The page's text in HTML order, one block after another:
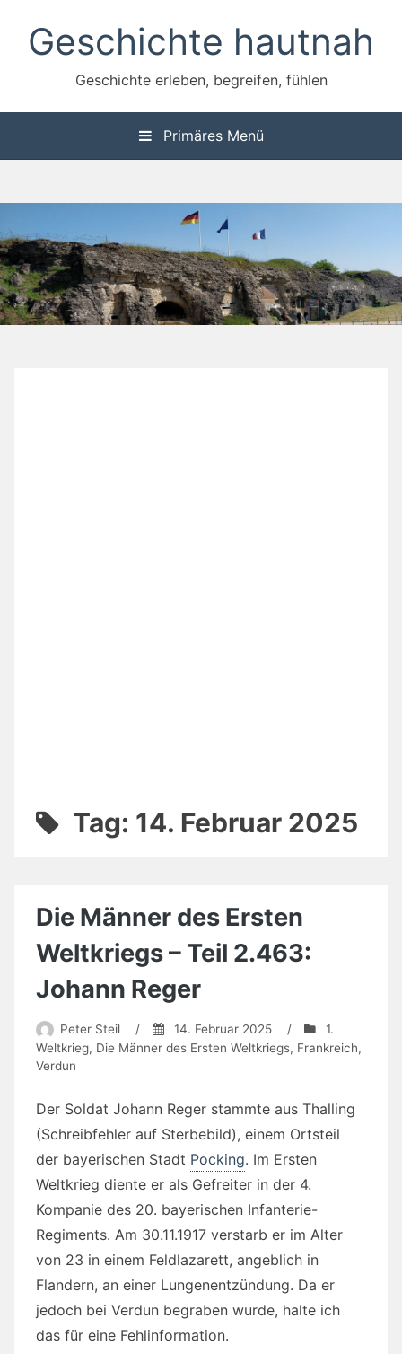
Inhalt
springenGeschichte hautnah
Geschichte erleben, begreifen, fühlen
Primäres Menü
Tag: 14. Februar 2025
Die Männer des Ersten
Weltkriegs – Teil 2.463:
Johann Reger
Peter Steil / 14. Februar 2025 /
1.
Weltkrieg, Die Männer des Ersten Weltkriegs, Frankreich,
Verdun
Der Soldat Johann Reger stammte aus Thalling
(Schreibfehler auf Sterbebild), einem Ortsteil
der bayerischen Stadt Pocking. Im Ersten
Weltkrieg diente er als Gefreiter in der 4.
Kompanie des 20. bayerischen Infanterie-
Regiments. Am 30.11.1917 verstarb er im Alter
von 23 in einem Feldlazarett, angeblich in
Flandern, an einer Lungenentzündung. Da er
jedoch bei Verdun begraben wurde, halte ich
das für eine Fehlinformation.